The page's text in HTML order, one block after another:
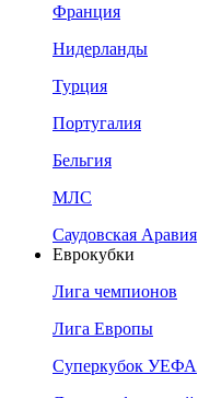
Франция
Нидерланды
Турция
Португалия
Бельгия
МЛС
Саудовская Аравия
Еврокубки
Лига чемпионов
Лига Европы
Суперкубок УЕФА